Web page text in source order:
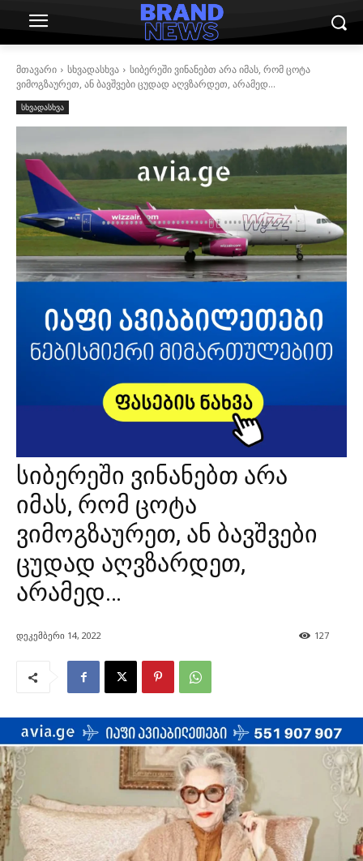
მთავარი სხვადასხვა
სიბერეში ვინანებთ არა იმას, რომ ცოტა
ვიმოგზაურეთ, ან ბავშვები ცუდად აღვზარდეთ, არამედ...
სხვადასხვა
სიბერეში ვინანებთ არა
იმას, რომ ცოტა
ვიმოგზაურეთ, ან ბავშვები
ცუდად აღვზარდეთ,
არამედ…
დეკემბერი 14, 2022 127